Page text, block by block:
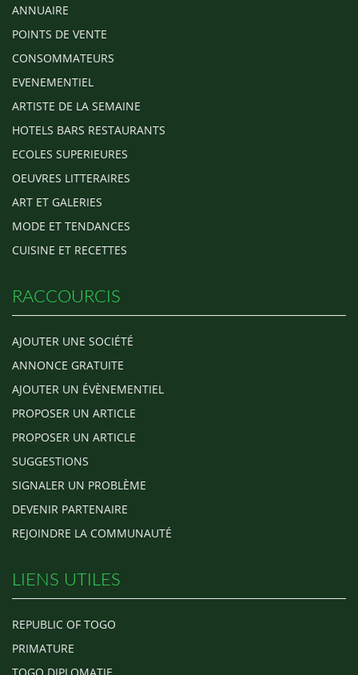
ANNUAIRE
POINTS DE VENTE
CONSOMMATEURS
EVENEMENTIEL
ARTISTE DE LA SEMAINE
HOTELS BARS RESTAURANTS
ECOLES SUPERIEURES
OEUVRES LITTERAIRES
ART ET GALERIES
MODE ET TENDANCES
CUISINE ET RECETTES
RACCOURCIS
AJOUTER UNE SOCIÉTÉ
ANNONCE GRATUITE
AJOUTER UN ÉVÈNEMENTIEL
PROPOSER UN ARTICLE
PROPOSER UN ARTICLE
SUGGESTIONS
SIGNALER UN PROBLÈME
DEVENIR PARTENAIRE
REJOINDRE LA COMMUNAUTÉ
LIENS UTILES
REPUBLIC OF TOGO
PRIMATURE